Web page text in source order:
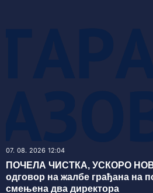
07. 08. 2026 12:04
ПОЧЕЛА ЧИСТКА, УСКОРО
одговор на жалбе грађана на
смењена два директора